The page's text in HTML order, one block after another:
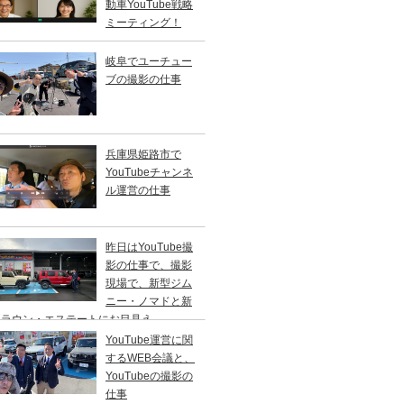
動車YouTube戦略
ミーティング！
岐阜でユーチュー
ブの撮影の仕事
兵庫県姫路市で
YouTubeチャンネ
ル運営の仕事
昨日はYouTube撮
影の仕事で、撮影
現場で、新型ジム
ニー・ノマドと新
ウン・エステートにお目見え。
YouTube運営に関
するWEB会議と、
YouTubeの撮影の
仕事